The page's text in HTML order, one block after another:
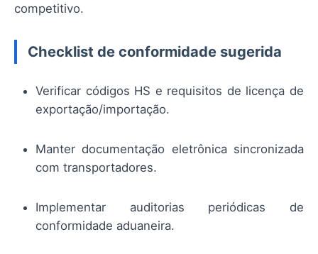
competitivo.
Checklist de conformidade sugerida
Verificar códigos HS e requisitos de licença de
exportação/importação.
Manter documentação eletrônica sincronizada
com transportadores.
Implementar auditorias periódicas de
conformidade aduaneira.